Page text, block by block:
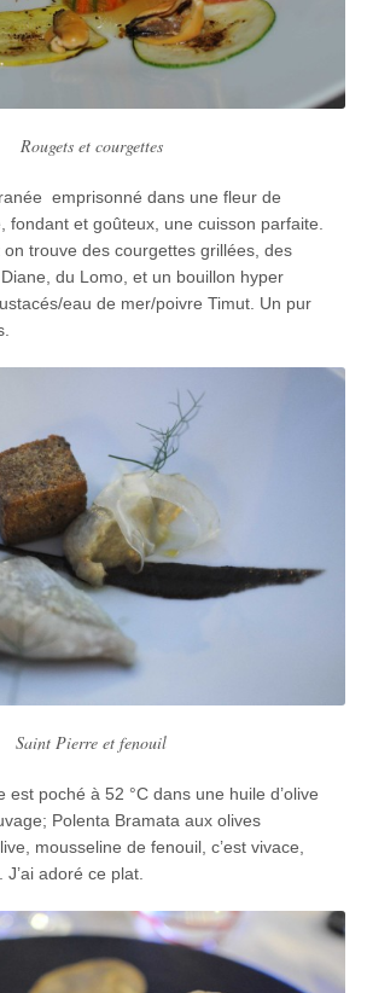
Rougets et courgettes
emprisonné dans une fleur de
fondant et goûteux, une cuisson parfaite.
trouve des courgettes grillées, des
du Lomo, et un bouillon hyper
eau de mer/poivre Timut. Un pur
Saint Pierre et fenouil
est poché à 52 °C dans une huile d’olive
Polenta Bramata aux olives
mousseline de fenouil, c’est vivace,
adoré ce plat.